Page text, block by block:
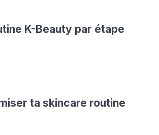
K-Beauty par étape
ta skincare routine